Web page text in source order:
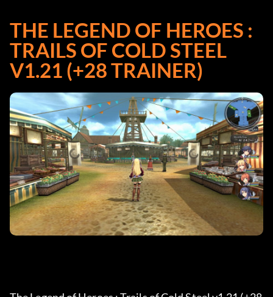
THE LEGEND OF HEROES :
TRAILS OF COLD STEEL
V1.21 (+28 TRAINER)